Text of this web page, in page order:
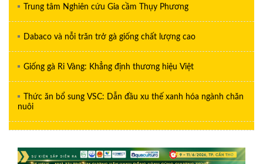
Trung tâm Nghiên cứu Gia cầm Thụy Phương
Dabaco và nỗi trăn trở gà giống chất lượng cao
Giống gà Ri Vàng: Khẳng định thương hiệu Việt
Thức ăn bổ sung VSC: Dẫn đầu xu thế xanh hóa ngành chăn
nuôi